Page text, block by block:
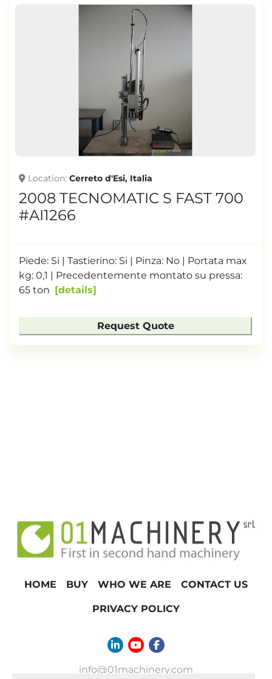
Location Cerreto d'Esi, Italia
2008 TECNOMATIC S FAST 700
#AI1266
Piede: Si | Tastierino: Si | Pinza: No | Portata max
kg: 0,1 | Precedentemente montato su pressa:
65 ton
details
Request Quote
HOME BUY WHO WE ARE CONTACT US
PRIVACY POLICY
linkedinyoutubefacebook
info@01machinery.com